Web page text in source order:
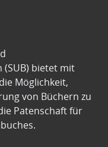
bietet mit
Möglichkeit,
von Büchern zu
Patenschaft für